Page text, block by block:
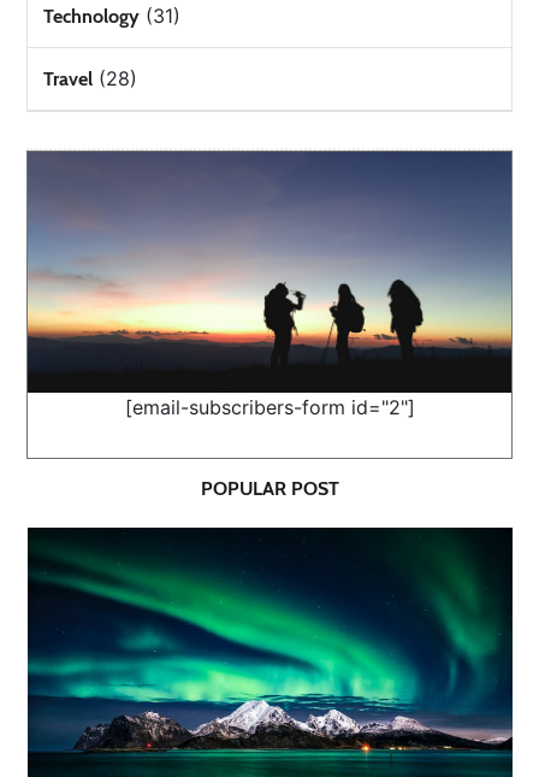
Technology (31)
Travel (28)
[email-subscribers-form id="2"]
POPULAR POST